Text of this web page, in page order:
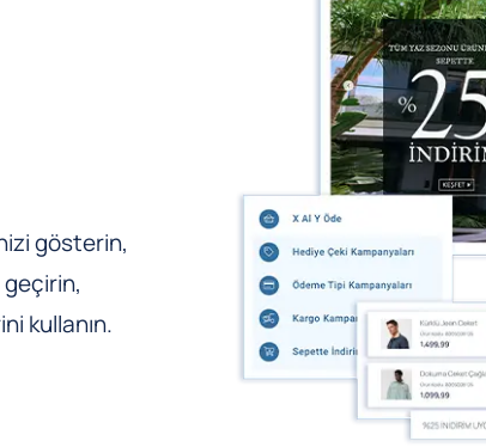
gösterin,
kullanın.